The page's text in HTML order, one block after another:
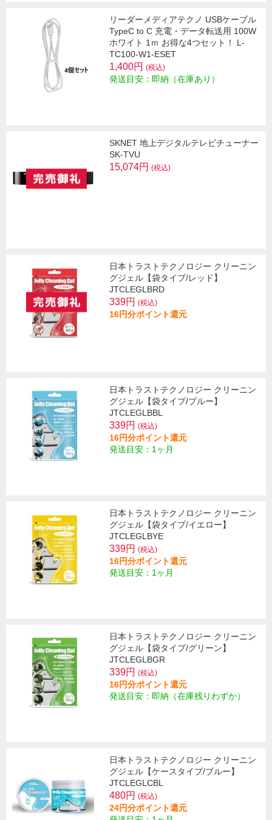
リーダーメディアテクノ USBケーブル
TypeC to C 充電・データ転送用 100W
ホワイト 1ｍ お得な4つセット！ L-
TC100-W1-ESET
1,400円 (税込)
発送目安：即納（在庫あり）
SKNET 地上デジタルテレビチューナー
SK-TVU
15,074円 (税込)
日本トラストテクノロジー クリーニン
グジェル【袋タイプ/レッド】
JTCLEGLBRD
339円 (税込)
16円分ポイント還元
日本トラストテクノロジー クリーニン
グジェル【袋タイプ/ブルー】
JTCLEGLBBL
339円 (税込)
16円分ポイント還元
発送目安：1ヶ月
日本トラストテクノロジー クリーニン
グジェル【袋タイプ/イエロー】
JTCLEGLBYE
339円 (税込)
16円分ポイント還元
発送目安：1ヶ月
日本トラストテクノロジー クリーニン
グジェル【袋タイプ/グリーン】
JTCLEGLBGR
339円 (税込)
16円分ポイント還元
発送目安：即納（在庫残りわずか）
日本トラストテクノロジー クリーニン
グジェル【ケースタイプ/ブルー】
JTCLEGLCBL
480円 (税込)
24円分ポイント還元